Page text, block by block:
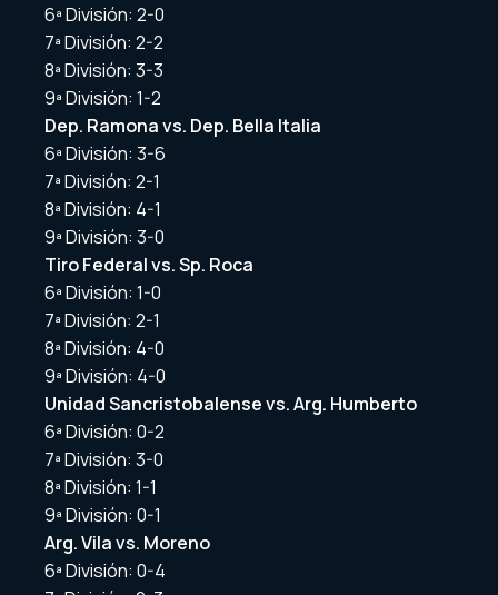
6ª División: 2-0
7ª División: 2-2
8ª División: 3-3
9ª División: 1-2
Dep. Ramona vs. Dep. Bella Italia
6ª División: 3-6
7ª División: 2-1
8ª División: 4-1
9ª División: 3-0
Tiro Federal vs. Sp. Roca
6ª División: 1-0
7ª División: 2-1
8ª División: 4-0
9ª División: 4-0
Unidad Sancristobalense vs. Arg. Humberto
6ª División: 0-2
7ª División: 3-0
8ª División: 1-1
9ª División: 0-1
Arg. Vila vs. Moreno
6ª División: 0-4